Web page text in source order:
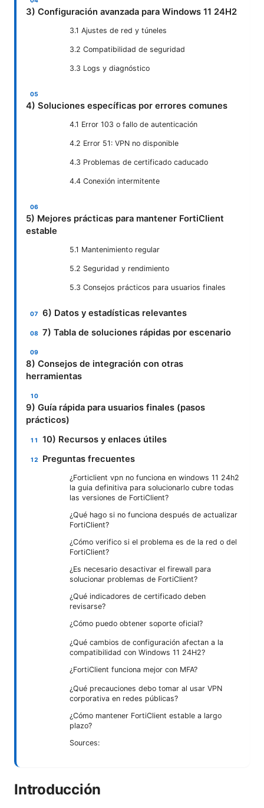
3) Configuración avanzada para Windows 11 24H2
3.1 Ajustes de red y túneles
3.2 Compatibilidad de seguridad
3.3 Logs y diagnóstico
4) Soluciones específicas por errores comunes
4.1 Error 103 o fallo de autenticación
4.2 Error 51: VPN no disponible
4.3 Problemas de certificado caducado
4.4 Conexión intermitente
5) Mejores prácticas para mantener FortiClient
estable
5.1 Mantenimiento regular
5.2 Seguridad y rendimiento
5.3 Consejos prácticos para usuarios finales
6) Datos y estadísticas relevantes
7) Tabla de soluciones rápidas por escenario
8) Consejos de integración con otras
herramientas
9) Guía rápida para usuarios finales (pasos
prácticos)
10) Recursos y enlaces útiles
Preguntas frecuentes
¿Forticlient vpn no funciona en windows 11 24h2
la guia definitiva para solucionarlo cubre todas
las versiones de FortiClient?
¿Qué hago si no funciona después de actualizar
FortiClient?
¿Cómo verifico si el problema es de la red o del
FortiClient?
¿Es necesario desactivar el firewall para
solucionar problemas de FortiClient?
¿Qué indicadores de certificado deben
revisarse?
¿Cómo puedo obtener soporte oficial?
¿Qué cambios de configuración afectan a la
compatibilidad con Windows 11 24H2?
¿FortiClient funciona mejor con MFA?
¿Qué precauciones debo tomar al usar VPN
corporativa en redes públicas?
¿Cómo mantener FortiClient estable a largo
plazo?
Sources:
Introducción